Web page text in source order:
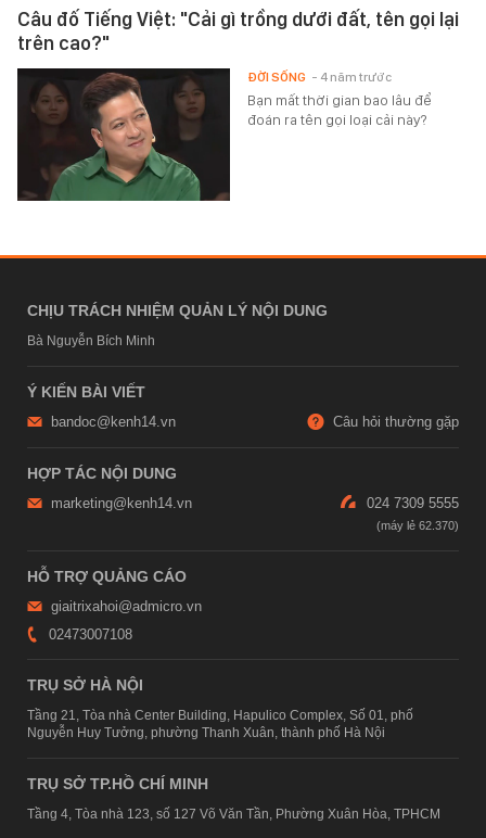
Câu đố Tiếng Việt: "Cải gì trồng dưới đất, tên gọi lại
trên cao?"
Bạn mất thời gian bao lâu để
đoán ra tên gọi loại cải này?
ĐỜI SỐNG - 4 năm trước
CHỊU TRÁCH NHIỆM QUẢN LÝ NỘI DUNG
Bà Nguyễn Bích Minh
Ý KIẾN BÀI VIẾT
bandoc@kenh14.vn Câu hỏi thường gặp
HỢP TÁC NỘI DUNG
marketing@kenh14.vn 024 7309 5555
HỖ TRỢ QUẢNG CÁO
giaitrixahoi@admicro.vn
02473007108
TRỤ SỞ HÀ NỘI
Tầng 21, Tòa nhà Center Building, Hapulico Complex, Số 01, phố
Nguyễn Huy Tưởng, phường Thanh Xuân, thành phố Hà Nội
TRỤ SỞ TP.HỒ CHÍ MINH
Tầng 4, Tòa nhà 123, số 127 Võ Văn Tần, Phường Xuân Hòa, TPHCM